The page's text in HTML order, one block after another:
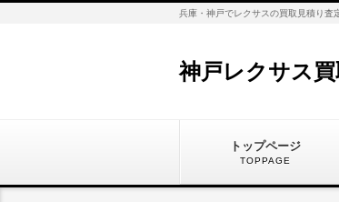
兵庫・神戸でレクサスの買取見積り査
神戸レクサス
トップページ
TOPPAGE